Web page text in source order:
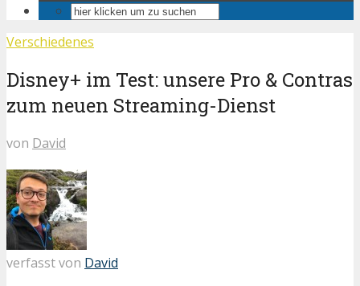
Verschiedenes
Disney+ im Test: unsere Pro & Contras
zum neuen Streaming-Dienst
von David
verfasst von David